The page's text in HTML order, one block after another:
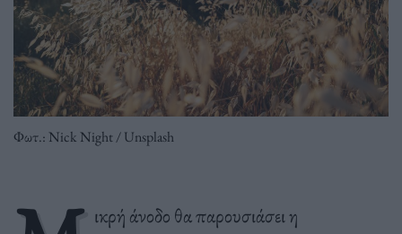
Φωτ.: Nick Night / Unsplash
ικρή άνοδο θα παρουσιάσει η